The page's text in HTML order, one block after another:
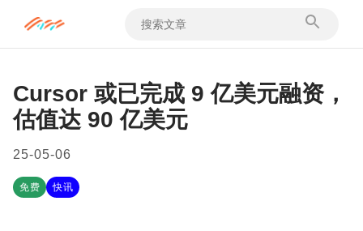
Cursor 或已完成 9 亿美元融资，
估值达 90 亿美元
25-05-06
免费 快讯